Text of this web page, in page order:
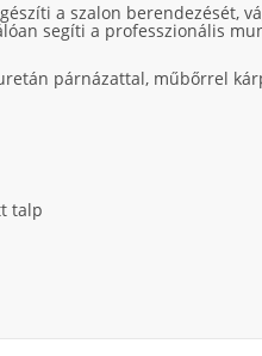
a szalon berendezését,
segíti a professzionális
párnázattal, műbőrrel
talp